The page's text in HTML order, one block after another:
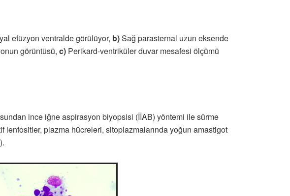
efüzyon ventralde görülüyor, b)Sağ parasternal uzun eksende
görüntüsü, c) Perikard-ventriküler duvar mesafesi ölçümü
ince iğne aspirasyon biyopsisi (İİAB) yöntemi ile sürme
lenfositler, plazma hücreleri, sitoplazmalarında yoğun amastigot